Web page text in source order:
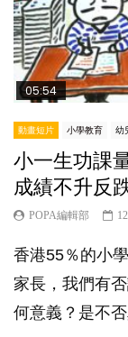
05:54
動畫短片 小學教育 幼
小一生功課
成績不升反
POPA編輯部
香港55％的小
家長，我們有
何意義？是不